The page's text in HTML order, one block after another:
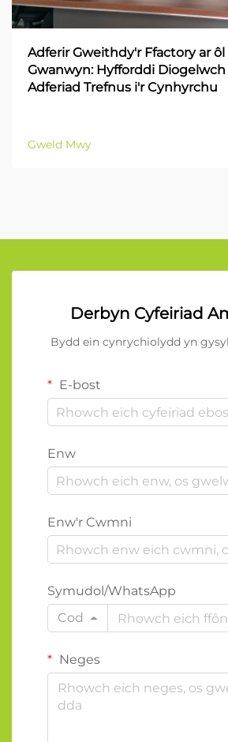
Adferir Gweithdy'r Ffactory ar ôl
Gwanwyn: Hyfforddi Diogelwch
Adferiad Trefnus i'r Cynhyrchu
Gweld Mwy
Derbyn Cyfeiriad
Bydd ein cynrychiolydd yn
E-bost
Enw
Enw'r Cwmni
Symudol/WhatsApp
Cod
Neges